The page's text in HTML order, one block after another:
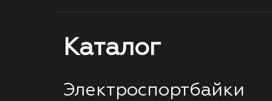
Каталог
Электроспортбайки